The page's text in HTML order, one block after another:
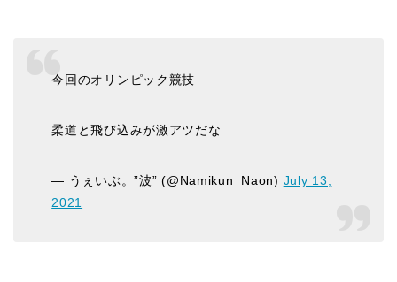
今回のオリンピック競技
柔道と飛び込みが激アツだな
— うぇいぶ。”波” (@Namikun_Naon) July 13,
2021